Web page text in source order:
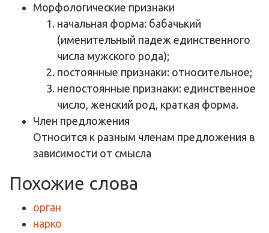
Морфологические признаки
начальная форма: бабачький
(именительный падеж единственного
числа мужского рода);
постоянные признаки: относительное;
непостоянные признаки: единственное
число, женский род, краткая форма.
Член предложения
Относится к разным членам предложения в
зависимости от смысла
Похожие слова
орган
нарко